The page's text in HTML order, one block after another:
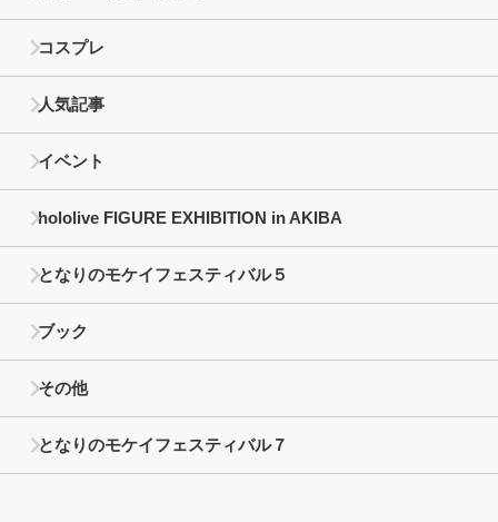
コスプレ
人気記事
イベント
hololive FIGURE EXHIBITION in AKIBA
となりのモケイフェスティバル５
ブック
その他
となりのモケイフェスティバル７